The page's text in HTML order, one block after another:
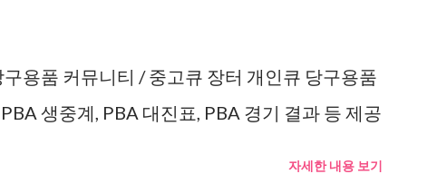
용품 커뮤니티 / 중고큐 장터 개인큐 당구용품
생중계, PBA 대진표, PBA 경기 결과 등 제공
자세한 내용 보기